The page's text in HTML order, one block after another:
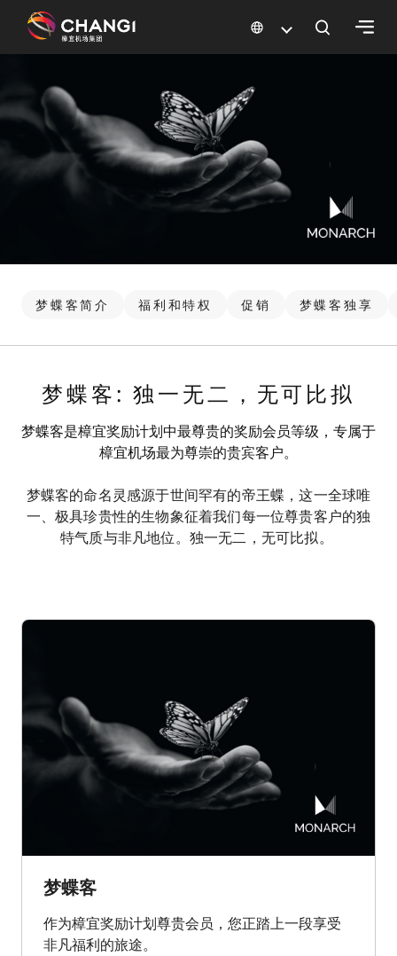
所
有
宜
选
语
梦蝶客简介 福利和特权 促销 梦蝶客独享
梦蝶客: 独一无二，无可比拟
梦蝶客是樟宜奖励计划中最尊贵的奖励会员等级，专属于
樟宜机场最为尊崇的贵宾客户。
梦蝶客的命名灵感源于世间罕有的帝王蝶，这一全球唯
一、极具珍贵性的生物象征着我们每一位尊贵客户的独
特气质与非凡地位。独一无二，无可比拟。 ​
梦蝶客
作为樟宜奖励计划尊贵会员，您正踏上一段享受
非凡福利的旅途。 ​